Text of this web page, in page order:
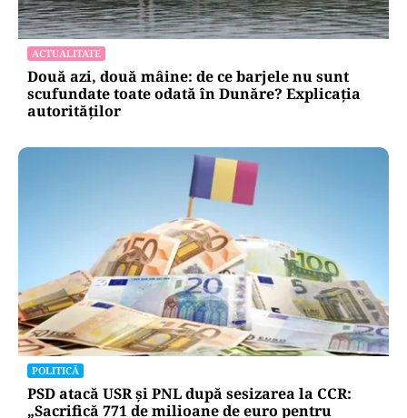
ACTUALITATE
Două azi, două mâine: de ce barjele nu sunt
scufundate toate odată în Dunăre? Explicația
autorităților
POLITICĂ
PSD atacă USR și PNL după sesizarea la CCR:
„Sacrifică 771 de milioane de euro pentru